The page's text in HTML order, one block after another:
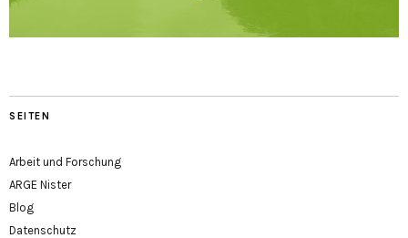
SEITEN
Arbeit und Forschung
ARGE Nister
Blog
Datenschutz